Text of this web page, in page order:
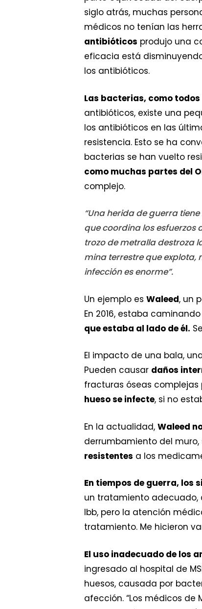
siglo atrás, muchas
médicos no tenían las
antibióticos produjo una
eficacia está
los antibióticos.
Las bacterias, como
antibióticos, existe una
los antibióticos en las
resistencia. Esto se ha
bacterias se han vuelto
como muchas partes del
complejo.
“Una herida de guerra
que coordina los esfuerzos
trozo de metralla destroza
mina terrestre que explota,
infección es enorme”.
Un ejemplo es Waleed, un
En 2016, estaba
que estaba al lado de él.
El impacto de una bala,
Pueden causar daños
fracturas óseas
hueso se infecte, si no
En la actualidad, Waleed
derrumbamiento del
resistentes a los
En tiempos de guerra, los
un tratamiento adecuado,
Ibb, pero la atención
tratamiento. Me hicieron
El uso inadecuado de los
ingresado al hospital de
huesos, causada por
afección. “Los médicos de